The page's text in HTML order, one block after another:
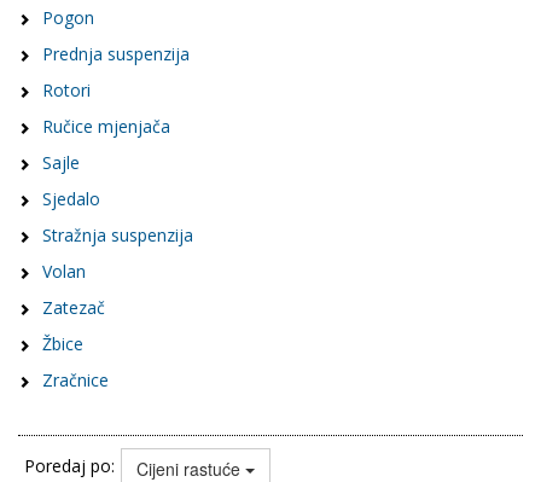
Pogon
Prednja suspenzija
Rotori
Ručice mjenjača
Sajle
Sjedalo
Stražnja suspenzija
Volan
Zatezač
Žbice
Zračnice
Poredaj po: Cijeni rastuće